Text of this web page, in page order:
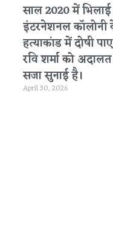
साल 2020 में
इंटरनेशनल कॉलोनी
हत्याकांड में दोषी
रवि शर्मा को
सजा सुनाई है।
April 30, 2026